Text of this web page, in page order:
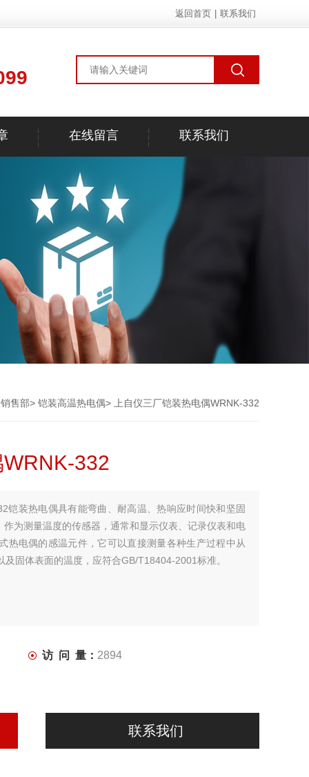
返回首页 联系我们
在线留言 联系我们
售部> 铠装高温热电偶> 上自仪三厂铠装热电偶WRNK-332
332
铠装热电偶具有能弯曲、耐高温、热响应时间快和坚固
为测量温度的传感器，通常和显示仪表、记录仪表和电
热电偶的感温元件，它可以直接测量各种生产过程中从
固体表面的温度，应符合GB/T18404-2001标准。
访 问 量： 2894
联系我们